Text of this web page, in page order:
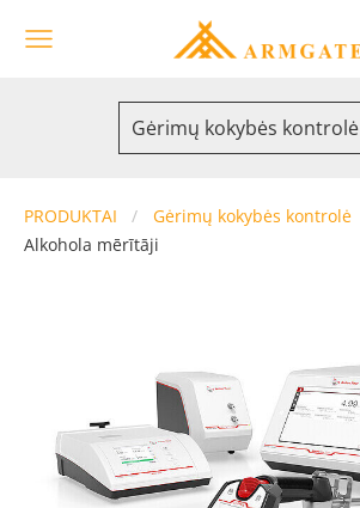
Gėrimų kokybės kontrolė
PRODUKTAI
Gėrimų kokybės kontrolė
Alkohola mērītāji